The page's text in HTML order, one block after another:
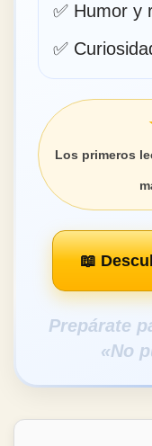
✅ Humor y
✅
Los primeros
📖
Prepárate
«No